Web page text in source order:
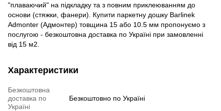
"плаваючий" на підкладку та з повним приклеюванням до
основи (стяжки, фанери). Купити паркетну дошку Barlinek
Admonter (Адмонтер) товщина 15 або 10.5 мм пропонуємо з
послугою - безкоштовна доставка по Україні при замовленні
від 15 м2.
Характеристики
Безкоштовна
доставка по
Україні
Безкоштовно по Україні